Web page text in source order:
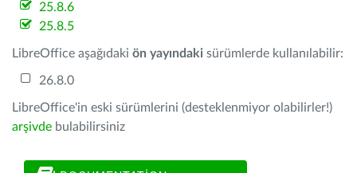
25.8.6
25.8.5
LibreOffice aşağıdaki ön yayındaki sürümlerde kullanılabilir:
26.8.0
LibreOffice'in eski sürümlerini (desteklenmiyor olabilirler!)
arşivde bulabilirsiniz